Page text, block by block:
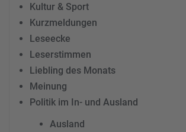
Kultur & Sport
Kurzmeldungen
Leseecke
Leserstimmen
Liebling des Monats
Meinung
Politik im In- und Ausland
Ausland